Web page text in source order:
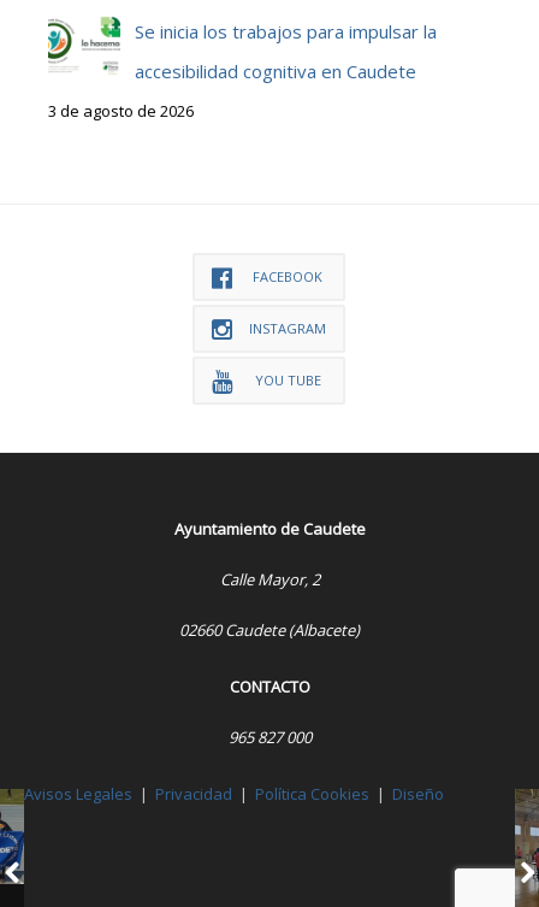
Se inicia los trabajos para impulsar la
accesibilidad cognitiva en Caudete
3 de agosto de 2026
FACEBOOK
INSTAGRAM
YOU TUBE
Ayuntamiento de Caudete
Calle Mayor, 2
02660 Caudete (Albacete)
CONTACTO
965 827 000
Avisos Legales | Privacidad | Política Cookies | Diseño